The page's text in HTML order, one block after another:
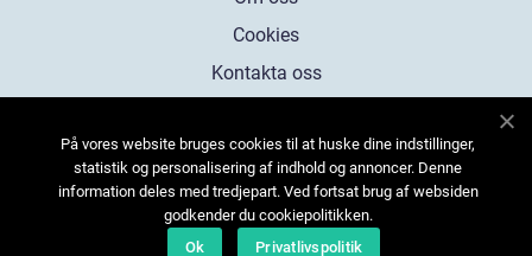
Cookies
Kontakta oss
På vores website bruges cookies til at huske dine indstillinger,
statistik og personalisering af indhold og annoncer. Denne
information deles med tredjepart. Ved fortsat brug af websiden
godkender du cookiepolitikken.
Ok
Privatlivspolitik